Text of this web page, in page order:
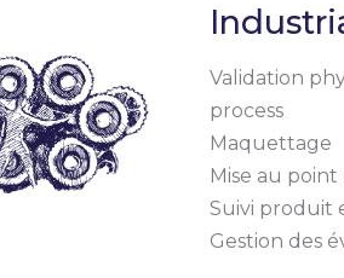
Validation
process
Maquettage
Mise au
Suivi produit
Gestion des